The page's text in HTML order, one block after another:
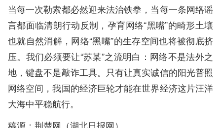
当每一次勒索都必然迎来法治铁拳，当每一条网络谣
言都面临清朗行动反制，孕育网络“黑嘴”的畸形土壤
也就自然消解，网络“黑嘴”的生存空间也将被彻底挤
压。我们必须要让“苏某”之流明白：网络不是法外之
地，键盘不是敲诈工具。只有让真实诚信的阳光普照
网络空间，我国的经济巨轮才能在世界经济这片汪洋
大海中平稳航行。
稿源：荆楚网（湖北日报网）